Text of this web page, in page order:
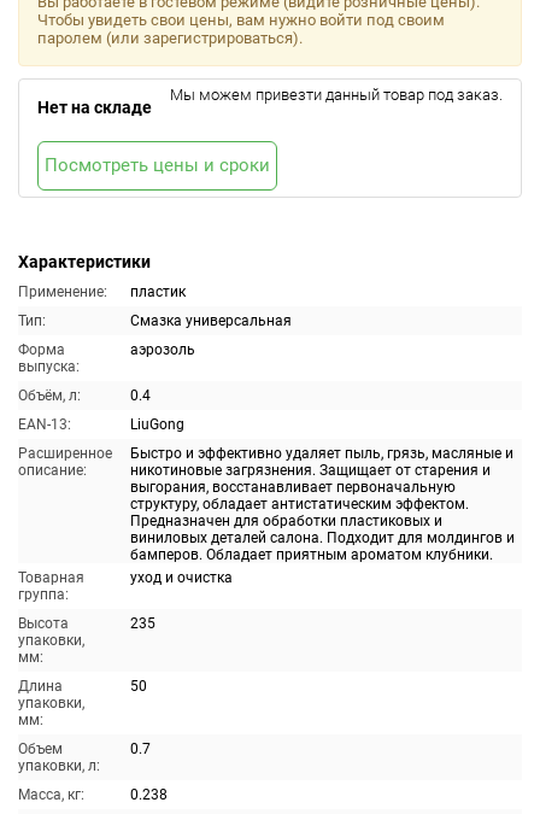
Характеристики
Применение:
пластик
Тип:
Смазка универсальная
Форма
выпуска:
аэрозоль
Объём, л:
0.4
EAN-13:
LiuGong
Расширенное
описание:
Быстро и эффективно удаляет пыль, грязь, масляные и
никотиновые загрязнения. Защищает от старения и
выгорания, восстанавливает первоначальную
структуру, обладает антистатическим эффектом.
Предназначен для обработки пластиковых и
виниловых деталей салона. Подходит для молдингов и
бамперов. Обладает приятным ароматом клубники.
Товарная
группа:
уход и очистка
Высота
упаковки,
мм:
235
Длина
упаковки,
мм:
50
Объем
упаковки, л:
0.7
Масса, кг:
0.238
Чтобы увидеть свои цены, вам нужно войти под своим
паролем (или зарегистрироваться).
Нет на складе
Мы можем привезти данный товар под заказ.
Посмотреть цены и сроки